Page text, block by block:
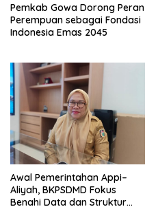
Pemkab Gowa Dorong Peran
Perempuan sebagai Fondasi
Indonesia Emas 2045
Awal Pemerintahan Appi–
Aliyah, BKPSDMD Fokus
Benahi Data dan Struktur